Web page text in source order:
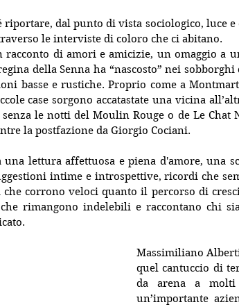
dal punto di vista sociologico, luce e
le interviste di coloro che ci abitano.
racconto di amori e amicizie, un omaggio a
della Senna ha “nascosto” nei
basse e rustiche. Proprio come a
case sorgono accatastate una vicina
le notti del Moulin Rouge o de Le Chat
la postfazione da Giorgio Cociani.
una lettura affettuosa e piena d'amore, una
intime e introspettive, ricordi che
corrono veloci quanto il percorso di
rimangono indelebili e raccontano chi
Massimiliano
quel cantuccio di
da arena a molti
un’importante